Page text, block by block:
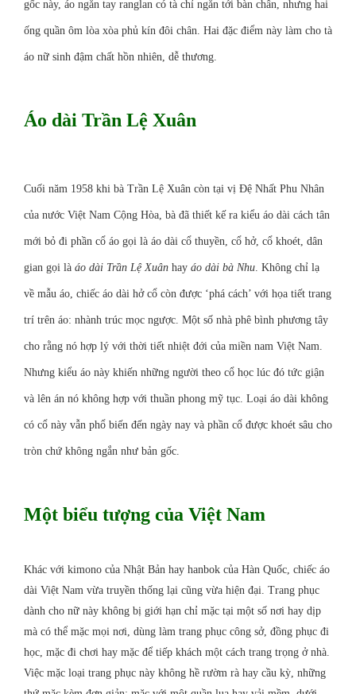
gốc này, áo ngắn tay ranglan có tà chỉ ngắn tới bàn chân, nhưng hai
ống quần ôm lòa xòa phủ kín đôi chân. Hai đặc điểm này làm cho tà
áo nữ sinh đậm chất hồn nhiên, dễ thương.
Áo dài Trần Lệ Xuân
Cuối năm 1958 khi bà Trần Lệ Xuân còn tại vị Đệ Nhất Phu Nhân
của nước Việt Nam Cộng Hòa, bà đã thiết kế ra kiểu áo dài cách tân
mới bỏ đi phần cổ áo gọi là áo dài cổ thuyền, cổ hở, cổ khoét, dân
gian gọi là áo dài Trần Lệ Xuân hay áo dài bà Nhu. Không chỉ lạ
về mẫu áo, chiếc áo dài hở cổ còn được ‘phá cách’ với họa tiết trang
trí trên áo: nhành trúc mọc ngược. Một số nhà phê bình phương tây
cho rằng nó hợp lý với thời tiết nhiệt đới của miền nam Việt Nam.
Nhưng kiểu áo này khiến những người theo cổ học lúc đó tức giận
và lên án nó không hợp với thuần phong mỹ tục. Loại áo dài không
có cổ này vẫn phổ biến đến ngày nay và phần cổ được khoét sâu cho
tròn chứ không ngắn như bản gốc.
Một biểu tượng của Việt Nam
Khác với kimono của Nhật Bản hay hanbok của Hàn Quốc, chiếc áo
dài Việt Nam vừa truyền thống lại cũng vừa hiện đại. Trang phục
dành cho nữ này không bị giới hạn chỉ mặc tại một số nơi hay dịp
mà có thể mặc mọi nơi, dùng làm trang phục công sở, đồng phục đi
học, mặc đi chơi hay mặc để tiếp khách một cách trang trọng ở nhà.
Việc mặc loại trang phục này không hề rườm rà hay cầu kỳ, những